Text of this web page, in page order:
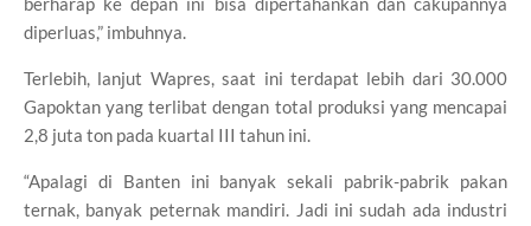
diperluas,” imbuhnya.
Terlebih, lanjut Wapres, saat ini terdapat lebih dari 30.000
Gapoktan yang terlibat dengan total produksi yang mencapai
2,8 juta ton pada kuartal III tahun ini.
“Apalagi di Banten ini banyak sekali pabrik-pabrik pakan
ternak, banyak peternak mandiri. Jadi ini sudah ada industri